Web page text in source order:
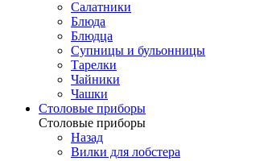
Салатники
Блюда
Блюдца
Супницы и бульонницы
Тарелки
Чайники
Чашки
Cтоловые приборы
Cтоловые приборы
Назад
Вилки для лобстера